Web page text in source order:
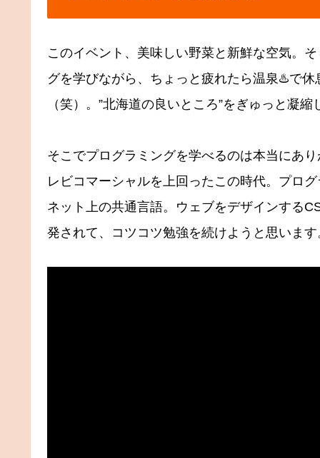
このイベント、美味しい野菜と新鮮な空気。
グを学びながら、ちょっと疲れたら温泉♨️で
（笑）。”北海道の良いところ”をぎゅっと凝
そこでプログラミングを学べるのは本当にあ
レビコマーシャルを上回ったこの時代。プロ
ネット上の共通言語。ウェブをデザインする
発されて、コツコツ勉強を続けようと思います